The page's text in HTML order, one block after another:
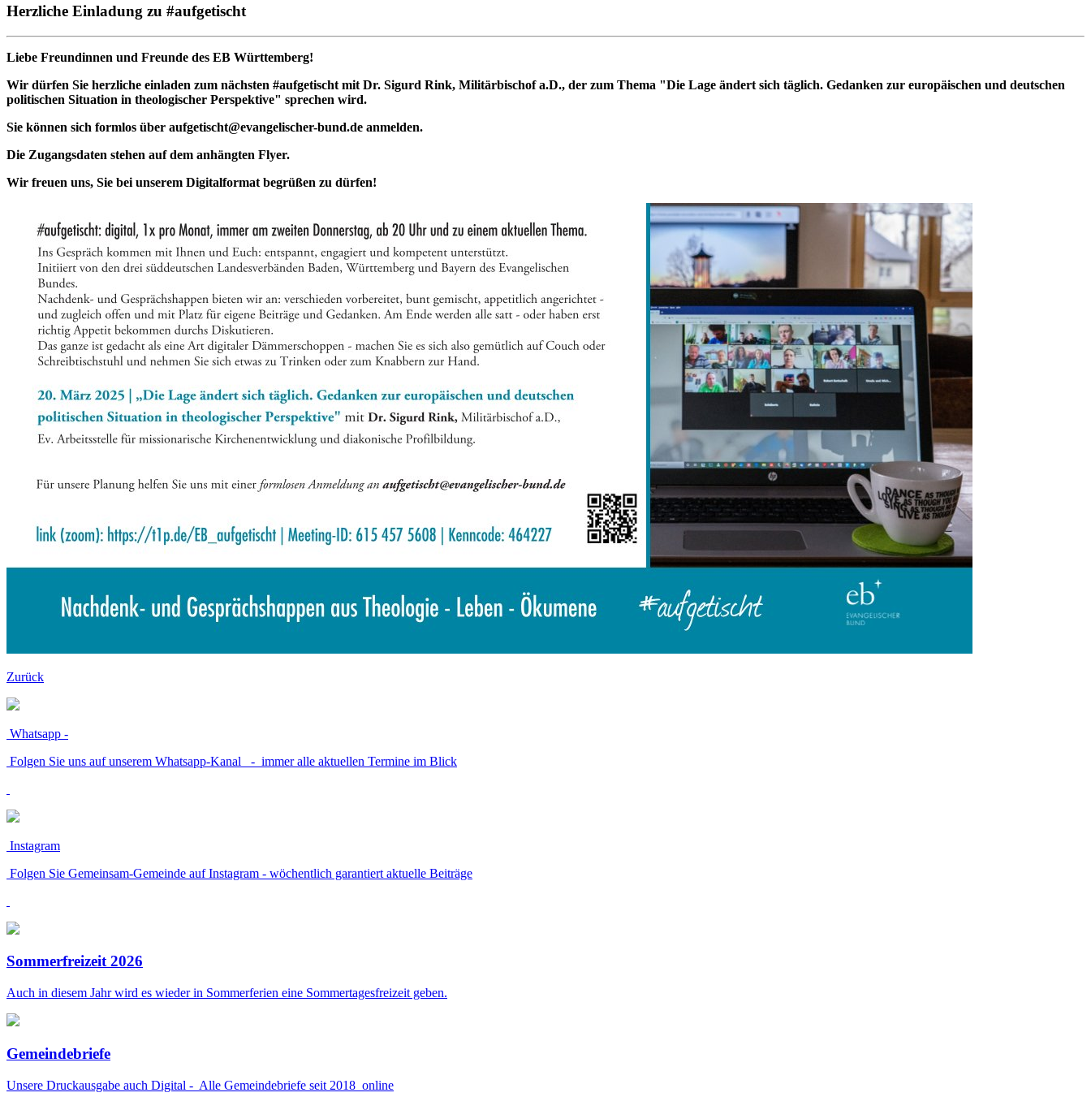
Herzliche Einladung zu #aufgetischt
Liebe Freundinnen und Freunde des EB Württemberg!
Wir dürfen Sie herzliche einladen zum nächsten #aufgetischt mit Dr. Sigurd Rink, Militärbischof a.D., der zum Thema "Die Lage ändert sich täglich. Gedanken zur europäischen und deutschen
politischen Situation in theologischer Perspektive" sprechen wird.
Sie können sich formlos über aufgetischt@evangelischer-bund.de anmelden.
Die Zugangsdaten stehen auf dem anhängten Flyer.
Wir freuen uns, Sie bei unserem Digitalformat begrüßen zu dürfen!
Zurück
Whatsapp -
Folgen Sie uns auf unserem Whatsapp-Kanal - immer alle aktuellen Termine im Blick
Instagram
Folgen Sie Gemeinsam-Gemeinde auf Instagram - wöchentlich garantiert aktuelle Beiträge
Sommerfreizeit 2026
Auch in diesem Jahr wird es wieder in Sommerferien eine Sommertagesfreizeit geben.
Gemeindebriefe
Unsere Druckausgabe auch Digital - Alle Gemeindebriefe seit 2018 online